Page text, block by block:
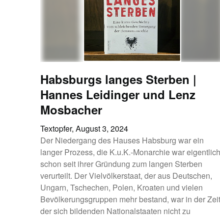
Habsburgs langes Sterben |
Hannes Leidinger und Lenz
Mosbacher
Textopfer, August 3, 2024
Der Niedergang des Hauses Habsburg war ein
langer Prozess, die K.u.K.-Monarchie war eigentlich
schon seit ihrer Gründung zum langen Sterben
verurteilt. Der Vielvölkerstaat, der aus Deutschen,
Ungarn, Tschechen, Polen, Kroaten und vielen
Bevölkerungsgruppen mehr bestand, war in der Zeit
der sich bildenden Nationalstaaten nicht zu